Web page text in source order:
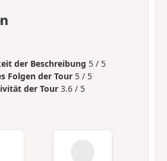
der Beschreibung 5 / 5
Folgen der Tour 5 / 5
der Tour 3.6 / 5